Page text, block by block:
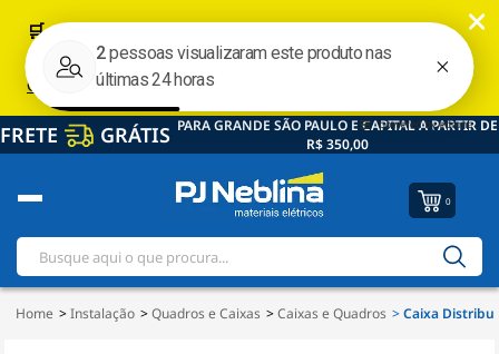
FRETE GRÁTIS PARA GRANDE SÃO PAULO E CAPITAL A PARTIR DE
R$ 350,00
0
Home Instalação Quadros e Caixas Caixas e Quadros Caixa